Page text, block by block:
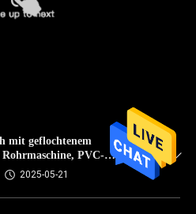
mit geflochtenem
PVC-
2025-05-21